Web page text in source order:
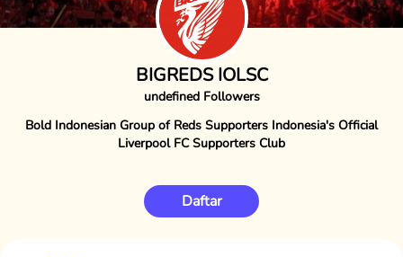
BIGREDS IOLSC
undefined Followers
Bold Indonesian Group of Reds Supporters Indonesia's Official
Liverpool FC Supporters Club
Daftar